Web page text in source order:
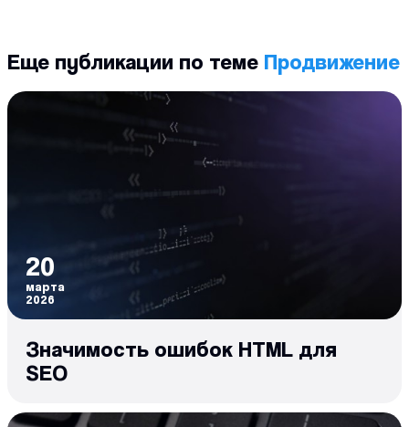
Еще публикации по теме Продвижение
20
марта
2026
Значимость ошибок HTML для
SEO